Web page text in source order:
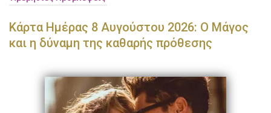
Κάρτα Ημέρας 8 Αυγούστου 2026: Ο Μάγος
και η δύναμη της καθαρής πρόθεσης